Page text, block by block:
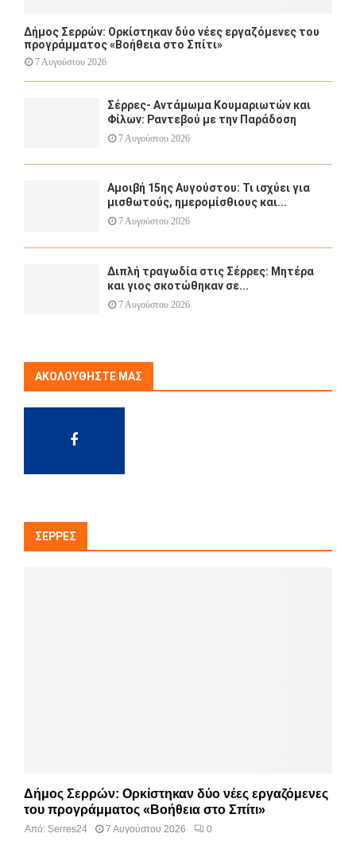
Δήμος Σερρών: Ορκίστηκαν δύο νέες εργαζόμενες του
προγράμματος «Βοήθεια στο Σπίτι»
7 Αυγούστου 2026
Σέρρες- Αντάμωμα Κουμαριωτών και
Φίλων: Ραντεβού με την Παράδοση
7 Αυγούστου 2026
Αμοιβή 15ης Αυγούστου: Τι ισχύει για
μισθωτούς, ημερομίσθιους και...
7 Αυγούστου 2026
Διπλή τραγωδία στις Σέρρες: Μητέρα
και γιος σκοτώθηκαν σε...
7 Αυγούστου 2026
ΑΚΟΛΟΥΘΉΣΤΕ ΜΑΣ
ΣΈΡΡΕΣ
Δήμος Σερρών: Ορκίστηκαν δύο νέες εργαζόμενες
του προγράμματος «Βοήθεια στο Σπίτι»
Από: Serres24 7 Αυγούστου 2026 0